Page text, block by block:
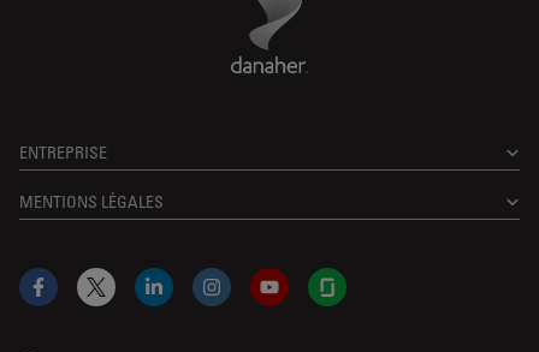
ENTREPRISE
MENTIONS LÉGALES
Facebook
X LinkedInInstagramYouTubeGlassdoor